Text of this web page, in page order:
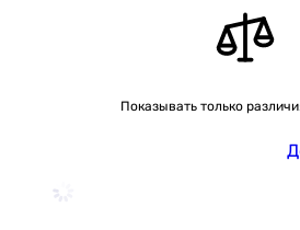
Показывать только